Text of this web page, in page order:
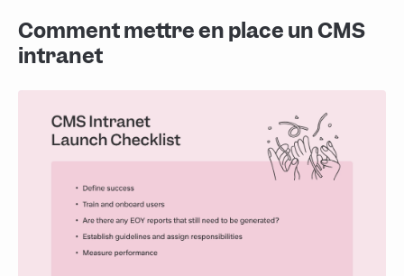
Comment mettre en place un CMS
intranet